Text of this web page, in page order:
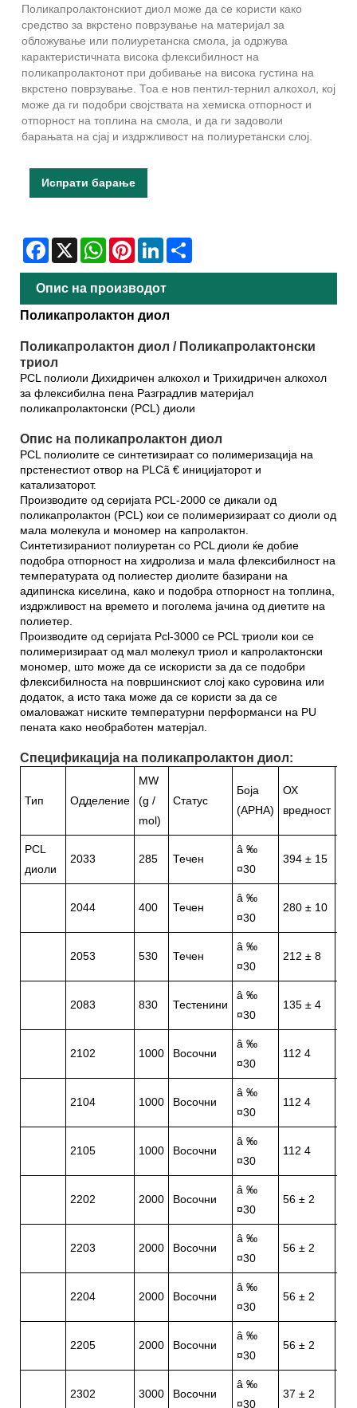
Поликапролактонскиот диол може да се користи како
средство за вкрстено поврзување на материјал за
обложување или полиуретанска смола, ја одржува
карактеристичната висока флексибилност на
поликапролактонот при добивање на висока густина на
вкрстено поврзување. Тоа е нов пентил-тернил алкохол, кој
може да ги подобри својствата на хемиска отпорност и
отпорност на топлина на смола, и да ги задоволи
барањата на сјај и издржливост на полиуретански слој.
Испрати барање
Facebook
X WhatsAppPinterestLinkedIn
Опис на производот
Поликапролактон диол
Поликапролактон диол / Поликапролактонски
триол
PCL полиоли Дихидричен алкохол и Трихидричен алкохол
за флексибилна пена Разградлив материјал
поликапролактонски (PCL) диоли
Опис на поликапролактон диол
PCL полиолите се синтетизираат со полимеризација на
прстенестиот отвор на PLCã € иницијаторот и
катализаторот.
Производите од серијата PCL-2000 се дикали од
поликапролактон (PCL) кои се полимеризираат со диоли од
мала молекула и мономер на капролактон.
Синтетизираниот полиуретан со PCL диоли ќе добие
подобра отпорност на хидролиза и мала флексибилност на
температурата од полиестер диолите базирани на
адипинска киселина, како и подобра отпорност на топлина,
издржливост на времето и поголема јачина од диетите на
полиетер.
Производите од серијата Pcl-3000 се PCL триоли кои се
полимеризираат од мал молекул триол и капролактонски
мономер, што може да се искористи за да се подобри
флексибилноста на површинскиот слој како суровина или
додаток, а исто така може да се користи за да се
омаловажат ниските температурни перформанси на PU
пената како необработен матерјал.
Спецификација на поликапролактон диол:
Тип Одделение
MW
(g /
mol)
Статус
Боја
(APHA)
ОХ
вредност
PCL
диоли
2033 285 Течен
â ‰
¤30
394 ± 15
2044 400 Течен
â ‰
¤30
280 ± 10
2053 530 Течен
â ‰
¤30
212 ± 8
2083 830 Тестенини
â ‰
¤30
135 ± 4
2102 1000 Восочни
â ‰
¤30
112 4
2104 1000 Восочни
â ‰
¤30
112 4
2105 1000 Восочни
â ‰
¤30
112 4
2202 2000 Восочни
â ‰
¤30
56 ± 2
2203 2000 Восочни
â ‰
¤30
56 ± 2
2204 2000 Восочни
â ‰
¤30
56 ± 2
2205 2000 Восочни
â ‰
¤30
56 ± 2
2302 3000 Восочни
â ‰
¤30
37 ± 2